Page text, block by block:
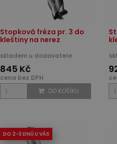
Stopková fréza pr. 3 do
kleštiny na nerez
skladem u dodavatele
845 Kč
cena bez DPH
DO KOŠÍKU
DO 2-3 DNŮ U VÁS